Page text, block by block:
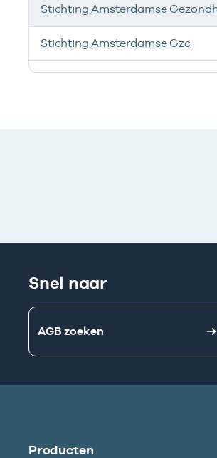
Ik heb een arbeidsrelatie met
Stichting Amsterdamse
Stichting Amsterdamse Gzc
Snel naar
AGB zoeken
Producten